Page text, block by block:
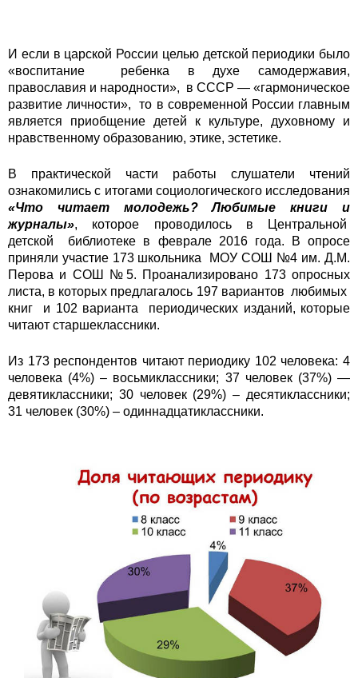
И если в царской России целью детской периодики было
«воспитание ребенка в духе самодержавия,
православия и народности», в СССР — «гармоническое
развитие личности», то в современной России главным
является приобщение детей к культуре, духовному и
нравственному образованию, этике, эстетике.
В практической части работы слушатели чтений
ознакомились с итогами социологического исследования
«Что читает молодежь? Любимые книги и
журналы», которое проводилось в Центральной
детской библиотеке в феврале 2016 года. В опросе
приняли участие 173 школьника МОУ СОШ №4 им. Д.М.
Перова и СОШ №5. Проанализировано 173 опросных
листа, в которых предлагалось 197 вариантов любимых
книг и 102 варианта периодических изданий, которые
читают старшеклассники.
Из 173 респондентов читают периодику 102 человека: 4
человека (4%) – восьмиклассники; 37 человек (37%) —
девятиклассники; 30 человек (29%) – десятиклассники;
31 человек (30%) – одиннадцатиклассники.